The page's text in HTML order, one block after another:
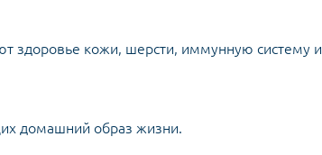
здоровье кожи, шерсти, иммунную систему и
домашний образ жизни.